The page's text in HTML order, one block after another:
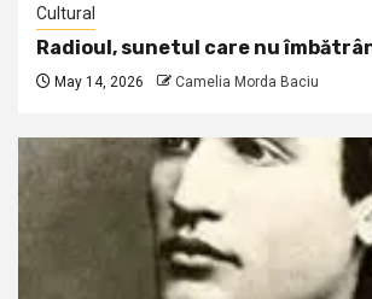
Cultural
Radioul, sunetul care nu
May 14, 2026 Camelia Morda Baciu